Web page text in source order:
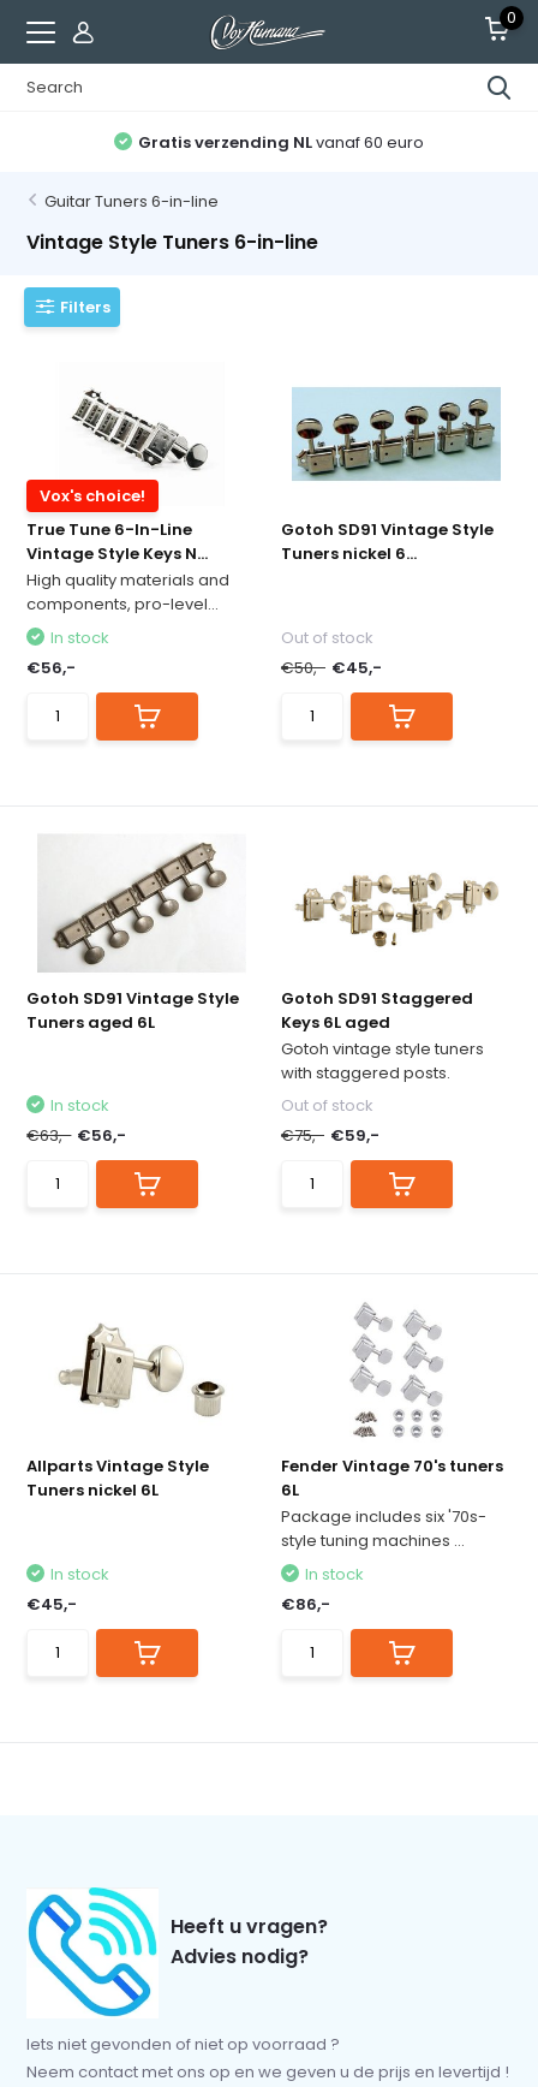
0
Gratis verzending NLvanaf 60 euro
Guitar Tuners 6-in-line
Vintage Style Tuners 6-in-line
Filters
Vox's choice!
True Tune 6-In-Line
Vintage Style Keys N...
High quality materials and
components, pro-level...
In stock
€56,-
Gotoh SD91 Vintage Style
Tuners nickel 6...
Out of stock
€50,- €45,-
Gotoh SD91 Vintage Style
Tuners aged 6L
In stock
€63,- €56,-
Gotoh SD91 Staggered
Keys 6L aged
Gotoh vintage style tuners
with staggered posts.
Out of stock
€75,- €59,-
Allparts Vintage Style
Tuners nickel 6L
In stock
€45,-
Fender Vintage 70's tuners
6L
Package includes six '70s-
style tuning machines ...
In stock
€86,-
Heeft u vragen?
Advies nodig?
Iets niet gevonden of niet op voorraad ?
Neem contact met ons op en we geven u de prijs en levertijd !